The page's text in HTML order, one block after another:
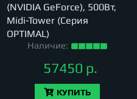
(NVIDIA GeForce), 500Вт,
Midi-Tower (Серия
OPTIMAL)
Наличие:
57450 р.
КУПИТЬ